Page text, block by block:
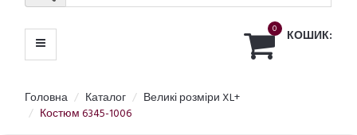
0 КОШИК:
Головна Каталог
Великі розміри XL+
Костюм 6345-1006